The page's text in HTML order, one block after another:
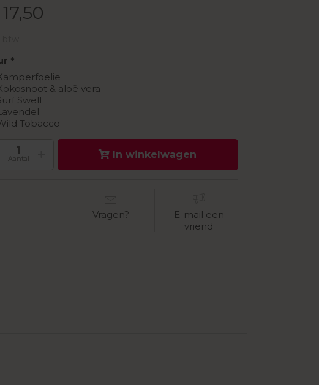
& aloë vera
Swell
Tobacco
Aantal In winkelwagen
Vragen?
E-mail een
vriend